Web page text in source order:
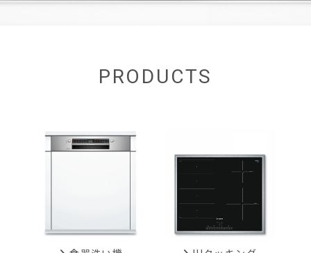
PRODUCTS